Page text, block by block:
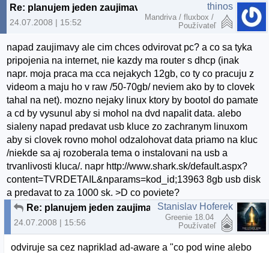
24.07.2008 | 15:52
thinos
Mandriva / fluxbox /
Používateľ
napad zaujimavy ale cim chces odvirovat pc? a co sa tyka
pripojenia na internet, nie kazdy ma router s dhcp (inak
napr. moja praca ma cca nejakych 12gb, co ty co pracuju z
videom a maju ho v raw /50-70gb/ neviem ako by to clovek
tahal na net). mozno nejaky linux ktory by bootol do pamate
a cd by vysunul aby si mohol na dvd napalit data. alebo
sialeny napad predavat usb kluce zo zachranym linuxom
aby si clovek rovno mohol odzalohovat data priamo na kluc
/niekde sa aj rozoberala tema o instalovani na usb a
trvanlivosti kluca/. napr http://www.shark.sk/default.aspx?
content=TVRDETAIL&nparams=kod_id;13963 8gb usb disk
a predavat to za 1000 sk. >D co poviete?
Re: planujem jeden zaujimavy projekt...
24.07.2008 | 15:56
Stanislav Hoferek
Greenie 18.04
Používateľ
odviruje sa cez napriklad ad-aware a "co pod wine alebo